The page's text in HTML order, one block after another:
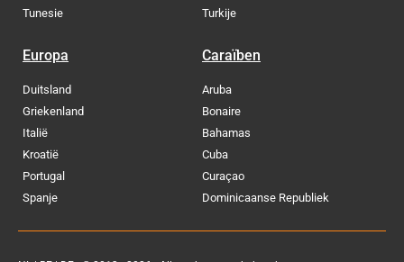
Tunesie
Turkije
Europa
Duitsland
Griekenland
Italië
Kroatië
Portugal
Spanje
Caraïben
Aruba
Bonaire
Bahamas
Cuba
Curaçao
Dominicaanse Republiek